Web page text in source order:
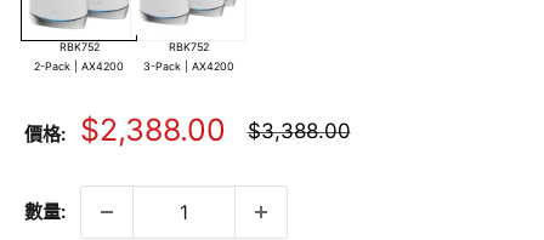
RBK752
2-Pack | AX4200
RBK752
3-Pack | AX4200
價格:
銷
價
格
$2,388.00
正
格
$3,388.00
數量: